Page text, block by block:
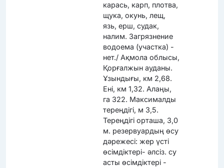
карась, карп, плотва,
щука, окунь, лещ,
язь, ерш, судак,
налим. Загрязнение
водоема (участка) -
нет./ Ақмола облысы,
Қорғалжын ауданы.
Ұзындығы, км 2,68.
Ені, км 1,32. Алаңы,
га 322. Максималды
тереңдігі, м 3,5.
Тереңдігі орташа, 3,0
м. резервуардың өсу
дәрежесі: жер үсті
өсімдіктері- әлсіз. су
асты өсімдіктері -